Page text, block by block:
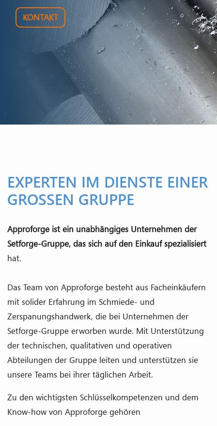
KONTAKT
EXPERTEN IM DIENSTE EINER
GROSSEN GRUPPE
Approforge ist ein unabhängiges Unternehmen der
Setforge-Gruppe, das sich auf den Einkauf spezialisiert
hat.
Das Team von Approforge besteht aus Facheinkäufern
mit solider Erfahrung im Schmiede- und
Zerspanungshandwerk, die bei Unternehmen der
Setforge-Gruppe erworben wurde. Mit Unterstützung
der technischen, qualitativen und operativen
Abteilungen der Gruppe leiten und unterstützen sie
unsere Teams bei ihrer täglichen Arbeit.
Zu den wichtigsten Schlüsselkompetenzen und dem
Know-how von Approforge gehören